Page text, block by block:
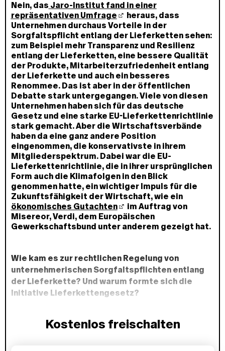
Nein, das Jaro-Institut fand in einer
repräsentativen Umfrage
heraus, dass
Unternehmen durchaus Vorteile in der
Sorgfaltspflicht entlang der Lieferketten sehen:
zum Beispiel mehr Transparenz und Resilienz
entlang der Lieferketten, eine bessere Qualität
der Produkte, Mitarbeiterzufriedenheit entlang
der Lieferkette und auch ein besseres
Renommee. Das ist aber in der öffentlichen
Debatte stark untergegangen. Viele von diesen
Unternehmen haben sich für das deutsche
Gesetz und eine starke EU-Lieferkettenrichtlinie
stark gemacht. Aber die Wirtschaftsverbände
haben da eine ganz andere Position
eingenommen, die konservativste in ihrem
Mitgliederspektrum. Dabei war die EU-
Lieferkettenrichtlinie, die in ihrer ursprünglichen
Form auch die Klimafolgen in den Blick
genommen hatte, ein wichtiger Impuls für die
Zukunftsfähigkeit der Wirtschaft, wie ein
ökonomisches Gutachten
im Auftrag von
Misereor, Verdi, dem Europäischen
Gewerkschaftsbund unter anderem gezeigt hat.
Wie kam es zur rechtlichen Regelung von
unternehmerischen Sorgfaltspflichten entlang
der Lieferkette? Und warum formte sich die
Initiative Lieferkettengesetz?
Kostenlos freischalten